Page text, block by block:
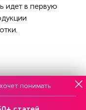
идет в первую
понимать